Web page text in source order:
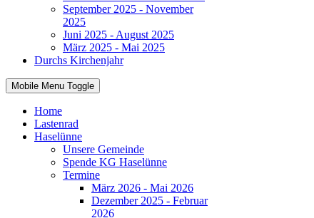
September 2025 - November
2025
Juni 2025 - August 2025
März 2025 - Mai 2025
Durchs Kirchenjahr
Mobile Menu Toggle
Home
Lastenrad
Haselünne
Unsere Gemeinde
Spende KG Haselünne
Termine
März 2026 - Mai 2026
Dezember 2025 - Februar
2026